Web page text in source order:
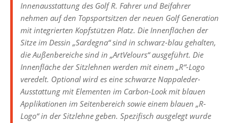
Innenausstattung des Golf R. Fahrer und Beifahrer
nehmen auf den Topsportsitzen der neuen Golf Generation
mit integrierten Kopfstützen Platz. Die Innenflächen der
Sitze im Dessin „Sardegna“ sind in schwarz-blau gehalten,
die Außenbereiche sind in „ArtVelours“ ausgeführt. Die
Innenfläche der Sitzlehnen werden mit einem „R“-Logo
veredelt. Optional wird es eine schwarze Nappaleder-
Ausstattung mit Elementen im Carbon-Look mit blauen
Applikationen im Seitenbereich sowie einem blauen „R-
Logo“ in der Sitzlehne geben. Spezifisch ausgelegt wurde